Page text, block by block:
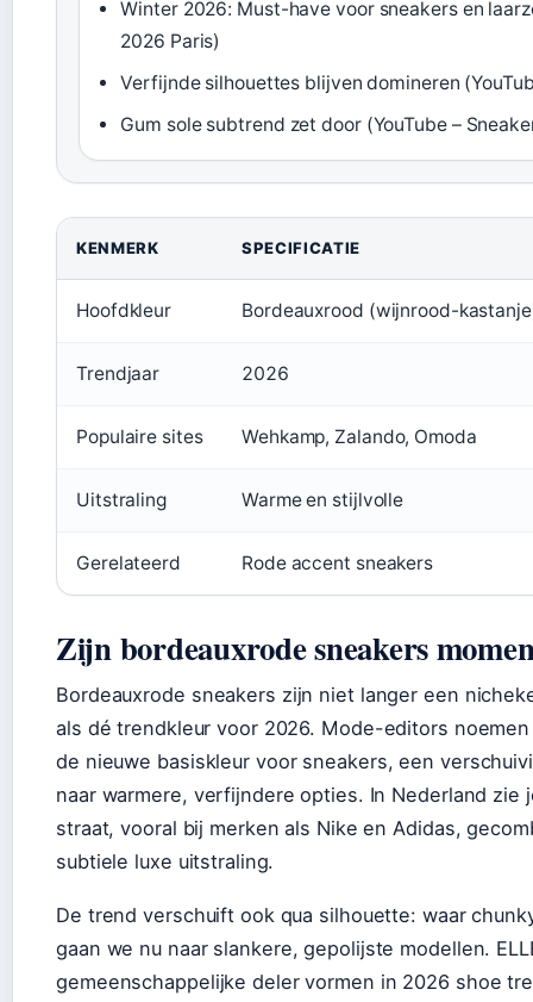
Winter 2026: Must-have voor sneakers en
2026 Paris)
Verfijnde silhouettes blijven domineren
Gum sole subtrend zet door (YouTube –
KENMERK SPECIFICATIE
Hoofdkleur Bordeauxrood (wijnrood-
Trendjaar 2026
Populaire sites Wehkamp, Zalando, Omoda
Uitstraling Warme en stijlvolle
Gerelateerd Rode accent sneakers
Zijn bordeauxrode sneakers
Bordeauxrode sneakers zijn niet langer een
als dé trendkleur voor 2026. Mode-editors
de nieuwe basiskleur voor sneakers, een
naar warmere, verfijndere opties. In Nederland
straat, vooral bij merken als Nike en Adidas,
subtiele luxe uitstraling.
De trend verschuift ook qua silhouette: waar
gaan we nu naar slankere, gepolijste modellen.
gemeenschappelijke deler vormen in 2026 shoe